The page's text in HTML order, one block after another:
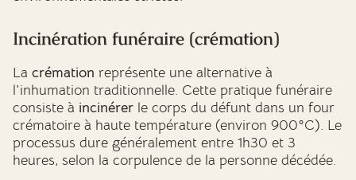
Incinération funéraire (crémation)
La crémation représente une alternative à
l'inhumation traditionnelle. Cette pratique funéraire
consiste à incinérer le corps du défunt dans un four
crématoire à haute température (environ 900°C). Le
processus dure généralement entre 1h30 et 3
heures, selon la corpulence de la personne décédée.